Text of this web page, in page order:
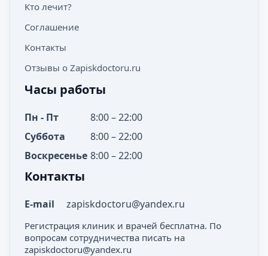
Кто лечит?
Соглашение
Контакты
Отзывы о Zapiskdoctoru.ru
Часы работы
Пн - Пт
8:00 – 22:00
Суббота
8:00 – 22:00
Воскресенье 8:00 – 22:00
Контакты
E-mail zapiskdoctoru@yandex.ru
Регистрация клиник и врачей бесплатна. По
вопросам сотрудничества писать на
zapiskdoctoru@yandex.ru